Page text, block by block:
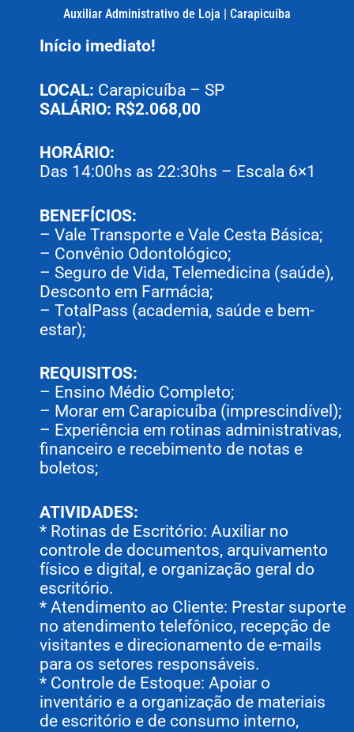
Auxiliar Administrativo de Loja | Carapicuíba
Início imediato!
LOCAL: Carapicuíba – SP
SALÁRIO: R$2.068,00
HORÁRIO:
Das 14:00hs as 22:30hs – Escala 6×1
BENEFÍCIOS:
– Vale Transporte e Vale Cesta Básica;
– Convênio Odontológico;
– Seguro de Vida, Telemedicina (saúde),
Desconto em Farmácia;
– TotalPass (academia, saúde e bem-
estar);
REQUISITOS:
– Ensino Médio Completo;
– Morar em Carapicuíba (imprescindível);
– Experiência em rotinas administrativas,
financeiro e recebimento de notas e
boletos;
ATIVIDADES:
* Rotinas de Escritório: Auxiliar no
controle de documentos, arquivamento
físico e digital, e organização geral do
escritório.
* Atendimento ao Cliente: Prestar suporte
no atendimento telefônico, recepção de
visitantes e direcionamento de e-mails
para os setores responsáveis.
* Controle de Estoque: Apoiar o
inventário e a organização de materiais
de escritório e de consumo interno,